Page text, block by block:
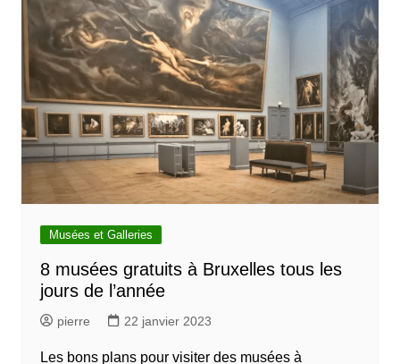
Musées et Galleries
8 musées gratuits à Bruxelles tous les
jours de l’année
pierre 22 janvier 2023
Les bons plans pour visiter des musées à